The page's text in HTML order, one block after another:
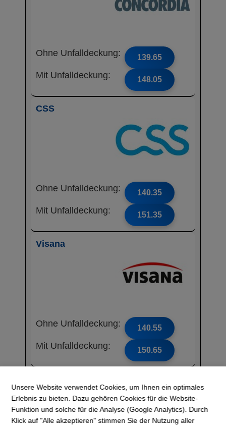
Ohne Unfalldeckung: 139.65
Mit Unfalldeckung: 148.05
CSS
Ohne Unfalldeckung: 140.35
Mit Unfalldeckung: 151.35
Visana
Ohne Unfalldeckung: 140.55
Mit Unfalldeckung: 150.65
Krankenversicher
ung AG
Unsere Website verwendet Cookies, um Ihnen ein optimales
Erlebnis zu bieten. Dazu gehören Cookies für die Website-
Funktion und solche für die Analyse (Google Analytics). Durch
Klick auf "Alle akzeptieren" stimmen Sie der Nutzung aller